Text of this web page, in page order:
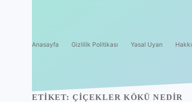
Anasayfa Gizlilik Politikası Yasal Uyarı
ETIKET: ÇIÇEKLER KÖKÜ NEDIR